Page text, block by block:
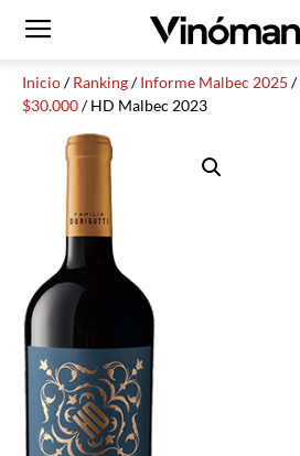
Inicio/Ranking/Informe Malbec 2025 /
$30.000/ HD Malbec 2023